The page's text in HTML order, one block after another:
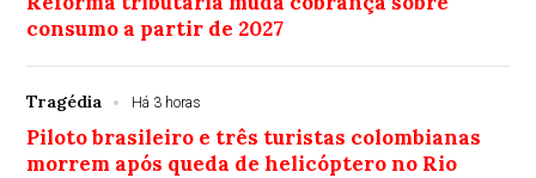
consumo a partir de 2027
Tragédia Há 3 horas
Piloto brasileiro e três turistas colombianas
morrem após queda de helicóptero no Rio